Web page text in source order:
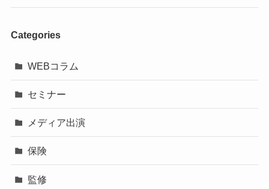
Categories
WEBコラム
セミナー
メディア出演
保険
監修